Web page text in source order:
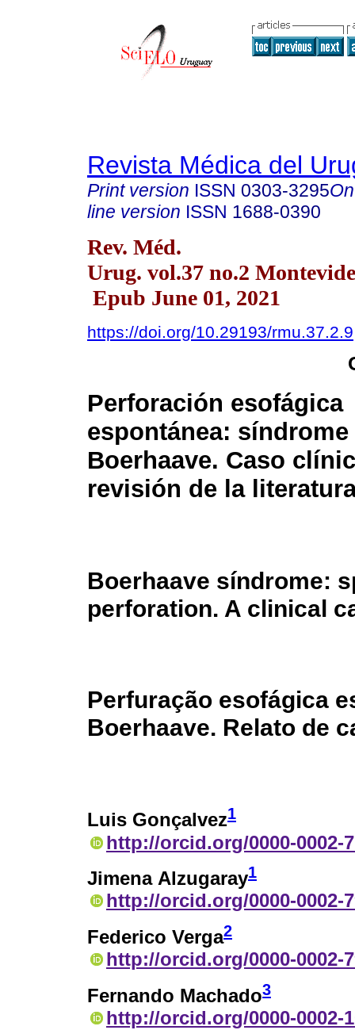
Revista Médica del
Print version ISSN 0303-3295
line version ISSN 1688-0390
Rev. Méd.
Urug. vol.37 no.2
Epub June 01, 2021
https://doi.org/10.29193/rmu.37.2.9
Perforación esofágica
espontánea: síndrome
Boerhaave. Caso
revisión de la
Boerhaave síndrome:
perforation. A clinical
Perfuração esofágica
Boerhaave. Relato de
Luis Gonçalvez1
http://orcid.org/0000-0002-
Jimena Alzugaray1
http://orcid.org/0000-0002-
Federico Verga2
http://orcid.org/0000-0002-
Fernando Machado3
http://orcid.org/0000-0002-